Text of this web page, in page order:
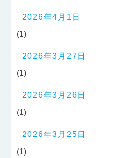
2026年4月1日
(1)
2026年3月27日
(1)
2026年3月26日
(1)
2026年3月25日
(1)